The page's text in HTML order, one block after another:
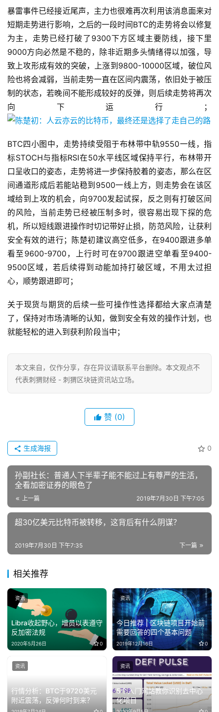
暴雷事件已经接近尾声，主力也很难再次利用该消息面来对
短期走势进行影响，之后的一段时间BTC的走势将会以修复
为主，走势已经打破了9300下方区域主要防线，接下里
9000方向必然是不稳的，除非近期多头情绪得以加强，导
致上攻形成有效的突破，上涨到9800-10000区域，破位风
险也将会减弱，当前走势一直在区间内震荡，依旧处于被压
制的状态，若晚间不能形成较好的反弹，则后续走势将再次
向下运行；
BTC四小图中，走势持续受阻于布林带中轨9550一线，指
标STOCH与指标RSI在50水平线区域保持平行，布林带开
口呈收口的姿态，走势将进一步保持胶着的姿态，那么在区
间通道形成后若能站稳到9500一线上方，则走势会在该区
域给到上攻的机会，向9700发起试探，反之则有打破区间
的风险，当前走势已经被压制多时，很容易出现下探的危
机，所以短线跟进操作时切记带好止损，防范风险，让获利
安全有效的进行；陈楚初建议高空低多，在9400跟进多单
看至9600-9700，上行时可在9700跟进空单看至9400-
9500区域，若后续得到动能加持打破区域，不用太过担
心，顺势跟进即可；
关于现货与期货的后续一些可操作性选择都给大家点清楚
了，保持对市场清晰的认知，做到安全有效的操作计划，也
就能轻松的进入到获利阶段当中；
本文来自 ，仅作分享，存在异议请联系平台删除。本文观点不
代表刺猬财经 - 刺猬区块链资讯站立场。
赞 (0)
0
生成海报
孙副社长：普通人下半辈子能不能过上有尊严的生活，
全看加密证券的眼色了
上一篇 2019年7月30日 下午7:05
超30亿美元比特币被转移，这背后有什么阴谋？
下一篇
2019年7月30日 下午7:35
相关推荐
Libra收起野心，增员以表遵守
反加密法规
2020年5月26日 0
资讯
今日推荐 | 区块链项目开始前
需要回答的四个基本问题
2019年12月16日 0
资讯
行情分析：BTC于9720美元
附近震荡，反弹何时到来？
资讯
5个入门网站教你识别去中心
化项目
资讯